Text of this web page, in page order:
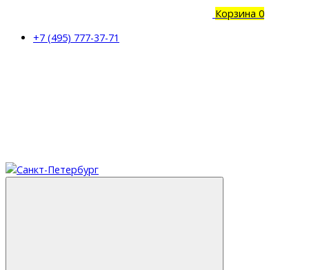
Корзина 0
+7 (495) 777-37-71